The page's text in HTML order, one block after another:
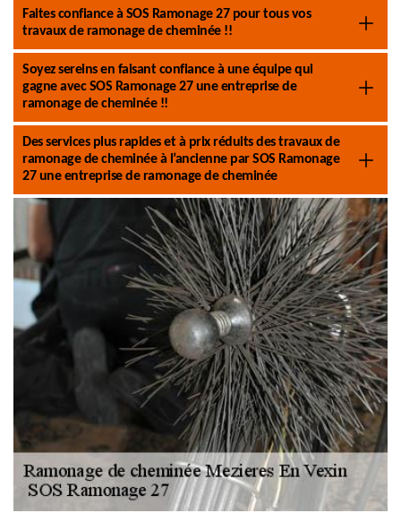
Faites confiance à SOS Ramonage 27 pour tous vos
travaux de ramonage de cheminée !!
Soyez sereins en faisant confiance à une équipe qui
gagne avec SOS Ramonage 27 une entreprise de
ramonage de cheminée !!
Des services plus rapides et à prix réduits des travaux de
ramonage de cheminée à l’ancienne par SOS Ramonage
27 une entreprise de ramonage de cheminée